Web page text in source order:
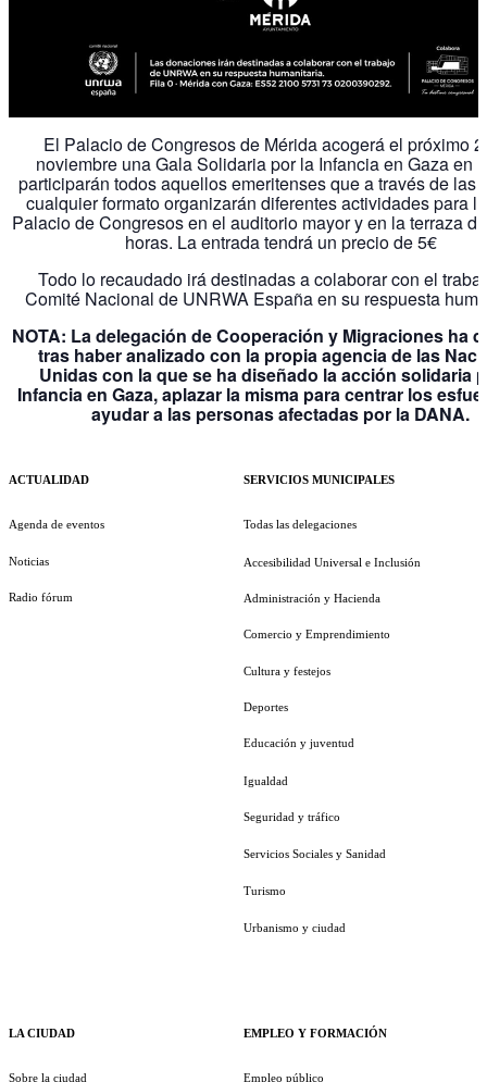
El Palacio de Congresos de Mérida acogerá el próximo
noviembre una Gala Solidaria por la Infancia en Gaza en
participarán todos aquellos emeritenses que a través de las
cualquier formato organizarán diferentes actividades para
Palacio de Congresos en el auditorio mayor y en la terraza
horas. La entrada tendrá un precio de 5€
Todo lo recaudado irá destinadas a colaborar con el
Comité Nacional de UNRWA España en su respuesta
NOTA: La delegación de Cooperación y Migraciones ha
tras haber analizado con la propia agencia de las
Unidas con la que se ha diseñado la acción solidaria
Infancia en Gaza, aplazar la misma para centrar los
ayudar a las personas afectadas por la DANA.
ACTUALIDAD
Agenda de eventos
Noticias
Radio fórum
LA CIUDAD
Sobre la ciudad
SERVICIOS MUNICIPALES
Todas las delegaciones
Accesibilidad Universal e Inclusión
Administración y Hacienda
Comercio y Emprendimiento
Cultura y festejos
Deportes
Educación y juventud
Igualdad
Seguridad y tráfico
Servicios Sociales y Sanidad
Turismo
Urbanismo y ciudad
EMPLEO Y FORMACIÓN
Empleo público